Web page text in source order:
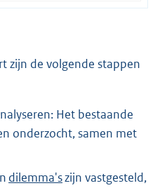
zijn de volgende stappen
Het bestaande
onderzocht, samen met
dilemma'szijn vastgesteld,